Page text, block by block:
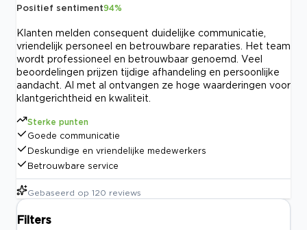
Positief sentiment94%
Klanten melden consequent duidelijke communicatie,
vriendelijk personeel en betrouwbare reparaties. Het team
wordt professioneel en betrouwbaar genoemd. Veel
beoordelingen prijzen tijdige afhandeling en persoonlijke
aandacht. Al met al ontvangen ze hoge waarderingen voor
klantgerichtheid en kwaliteit.
Sterke punten
Goede communicatie
Deskundige en vriendelijke medewerkers
Betrouwbare service
Gebaseerd op 120 reviews
Filters